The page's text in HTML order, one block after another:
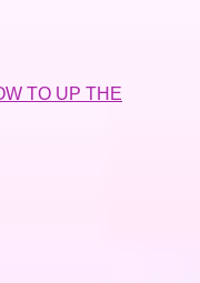
TO UP THE